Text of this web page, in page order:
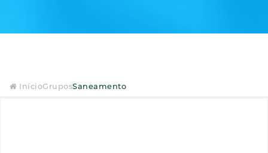
InícioGruposSaneamento